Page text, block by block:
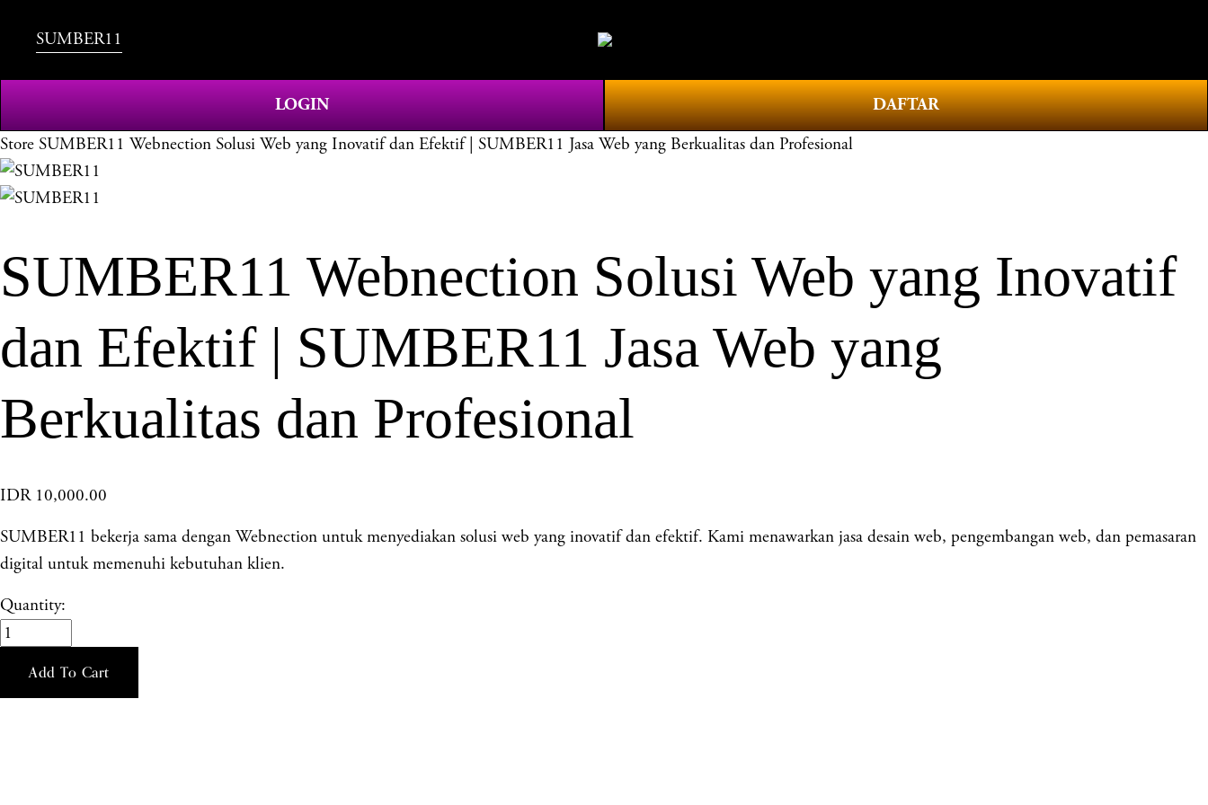
SUMBER11
LOGIN DAFTAR
Store SUMBER11 Webnection Solusi Web yang Inovatif dan Efektif | SUMBER11 Jasa Web yang Berkualitas dan Profesional
SUMBER11 Webnection Solusi Web yang Inovatif
dan Efektif | SUMBER11 Jasa Web yang
Berkualitas dan Profesional
IDR 10,000.00
SUMBER11 bekerja sama dengan Webnection untuk menyediakan solusi web yang inovatif dan efektif. Kami menawarkan jasa desain web, pengembangan web, dan pemasaran
digital untuk memenuhi kebutuhan klien.
Quantity:
Add To Cart